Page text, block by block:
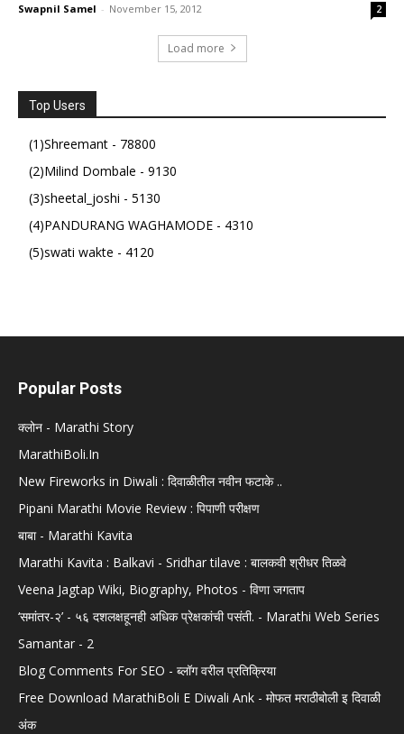
Swapnil Samel - November 15, 2012 2
Load more
Top Users
(1)Shreemant - 78800
(2)Milind Dombale - 9130
(3)sheetal_joshi - 5130
(4)PANDURANG WAGHAMODE - 4310
(5)swati wakte - 4120
Popular Posts
क्लोन - Marathi Story
MarathiBoli.In
New Fireworks in Diwali : दिवाळीतील नवीन फटाके ..
Pipani Marathi Movie Review : पिपाणी परीक्षण
बाबा - Marathi Kavita
Marathi Kavita : Balkavi - Sridhar tilave : बालकवी श्रीधर तिळवे
Veena Jagtap Wiki, Biography, Photos - विणा जगताप
‘समांतर-२’ - ५६ दशलक्षहूनही अधिक प्रेक्षकांची पसंती. - Marathi Web Series
Samantar - 2
Blog Comments For SEO - ब्लॉग वरील प्रतिक्रिया
Free Download MarathiBoli E Diwali Ank - मोफत मराठीबोली इ दिवाळी
अंक